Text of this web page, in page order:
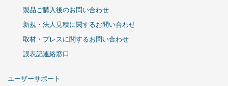
製品ご購入後のお問い合わせ
新規・法人見積に関するお問い合わせ
取材・プレスに関するお問い合わせ
誤表記連絡窓口
ユーザーサポート